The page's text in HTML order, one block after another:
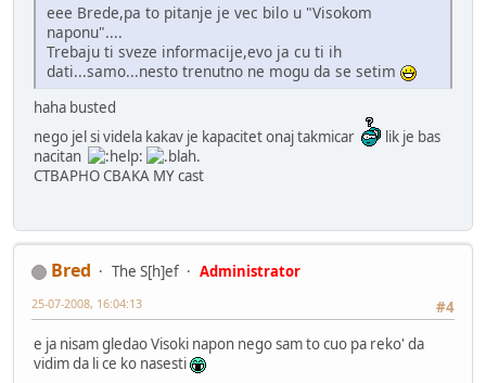
eee Brede,pa to pitanje je vec bilo u "Visokom
naponu"....
Trebaju ti sveze informacije,evo ja cu ti ih
dati...samo...nesto trenutno ne mogu da se setim
haha busted
nego jel si videla kakav je kapacitet onaj takmicar
lik je bas
nacitan
CTBAPHO CBAKA MY cast
Bred The S[h]ef
Administrator
#4
25-07-2008, 16:04:13
e ja nisam gledao Visoki napon nego sam to cuo pa reko' da
vidim da li ce ko nasesti